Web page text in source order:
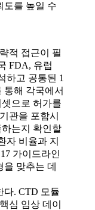
도를 높일 수
적 접근이 필
FDA, 유럽
하고 공통된 1
통해 각국에서
으로 허가를
관을 포함시
는지 확인할
자 비율과 지
가이드라인
맞추는 데
다. CTD 모듈
심 임상 데이